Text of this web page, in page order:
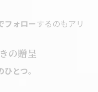
フォローするのもアリ
の贈呈
ひとつ。